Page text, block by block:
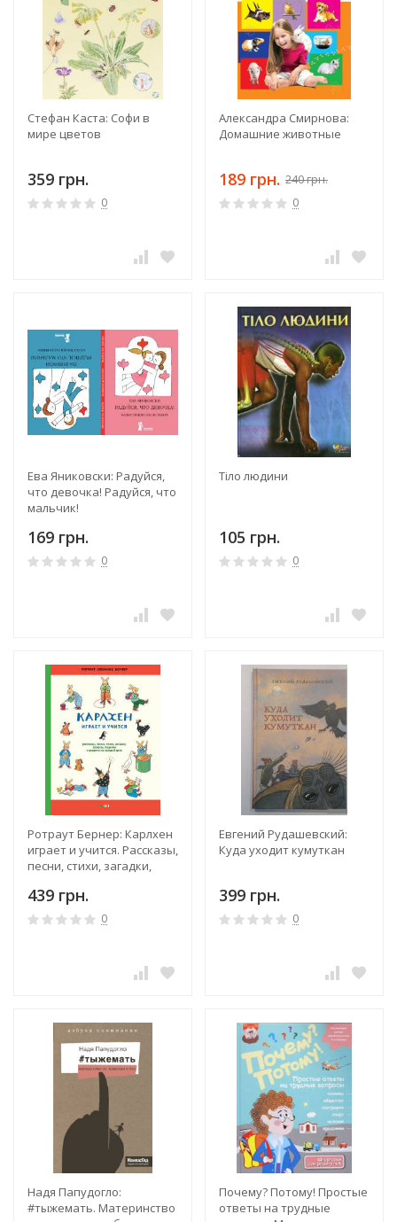
Стефан Каста: Софи в
мире цветов
359 грн.
0
Александра Смирнова:
Домашние животные
189 грн. 240 грн.
0
Ева Яниковски: Радуйся,
что девочка! Радуйся, что
мальчик!
169 грн.
0
Тiло людини
105 грн.
0
Ротраут Бернер: Карлхен
играет и учится. Рассказы,
песни, стихи, загадки,
рецепты на каждый день
439 грн.
0
Евгений Рудашевский:
Куда уходит кумуткан
399 грн.
0
Надя Папудогло:
#тыжемать. Материнство
Почему? Потому! Простые
ответы на трудные